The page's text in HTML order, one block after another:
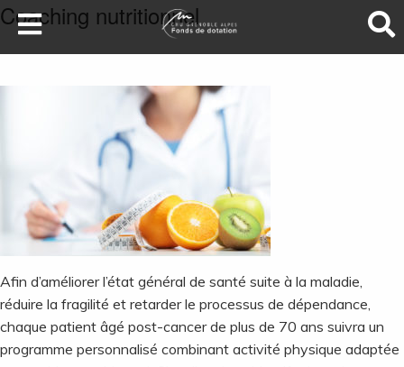
DEVENEZ MÉCÈNES
ILS NOUS SOUTIENNENT
FAIRE UN DON
Coaching nutritionnel
Afin d’améliorer l’état général de santé suite à la maladie,
réduire la fragilité et retarder le processus de dépendance,
chaque patient âgé post-cancer de plus de 70 ans suivra un
programme personnalisé combinant activité physique adaptée